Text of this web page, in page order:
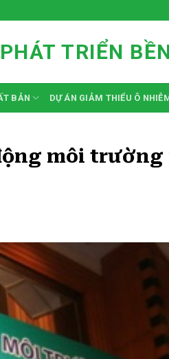
TRIỂN
BẢN DỰ ÁN GIẢM THIỂU Ô
môi trường